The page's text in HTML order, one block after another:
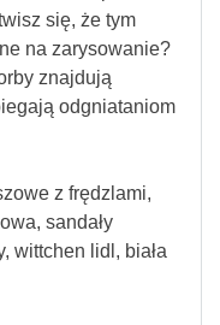
się, że tym
na zarysowanie?
znajdują
odgniataniom
z frędzlami,
sandały
wittchen lidl, biała